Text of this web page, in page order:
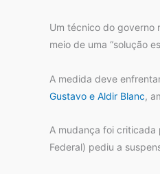
Um técnico do governo
meio de uma “solução
A medida deve
Gustavo e Aldir Blanc,
A mudança foi criticada
Federal) pediu a